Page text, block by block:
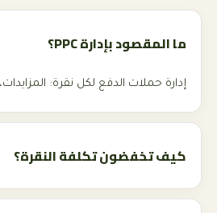
ما المقصود بإدارة PPC؟
إدارة حملات الدفع لكل نقرة:
كيف تخفضون تكلفة النقرة؟